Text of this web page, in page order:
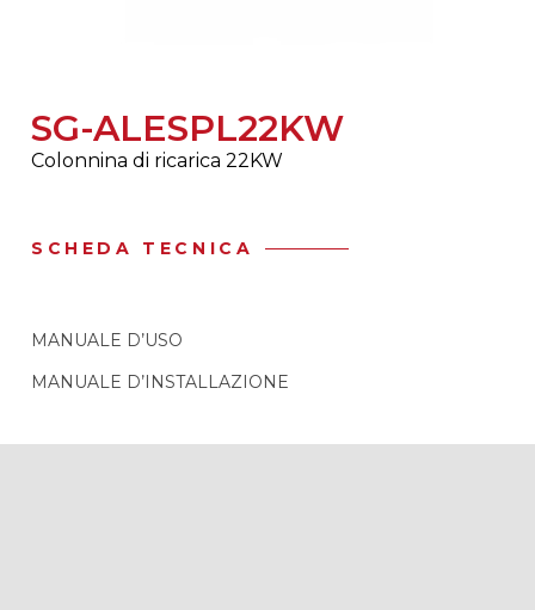
SG-ALESPL22KW
Colonnina di ricarica 22KW
SCHEDA TECNICA
MANUALE D’USO
MANUALE D’INSTALLAZIONE